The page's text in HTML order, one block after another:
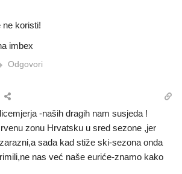
ne koristi!
imbex
Odgovori
-naših dragih nam susjeda !
zonu Hrvatsku u sred sezone ,jer
sada kad stiže ski-sezona onda
nas već naše euriće-znamo kako